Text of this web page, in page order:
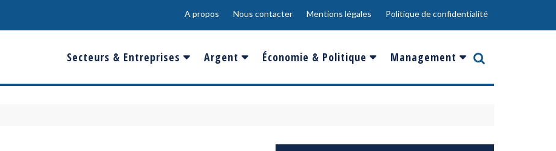
A propos Nous contacter Mentions légales Politique de confidentialité
Secteurs & Entreprises
Banques & Finances
Argent
Salaire
Économie & Politique
France
Management
Innovation